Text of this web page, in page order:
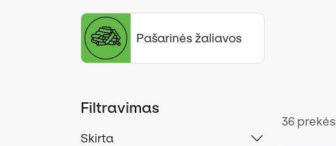
Pašarinės žaliavos
Filtravimas
Skirta
36 prekės